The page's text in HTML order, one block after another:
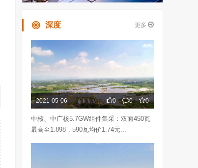
深度 更多
2021-05-06 0 0 0
中核、中广核5.7GW组件集采：双面450瓦
最高至1.898，590瓦均价1.74元...